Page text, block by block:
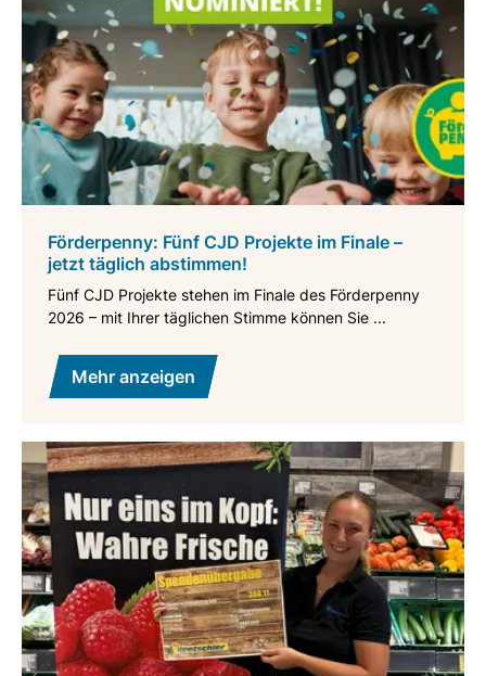
Förderpenny: Fünf CJD Projekte im Finale –
jetzt täglich abstimmen!
Fünf CJD Projekte stehen im Finale des Förderpenny
2026 – mit Ihrer täglichen Stimme können Sie ...
Mehr anzeigen